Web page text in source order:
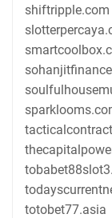
shiftripple.com
totobet77.asia